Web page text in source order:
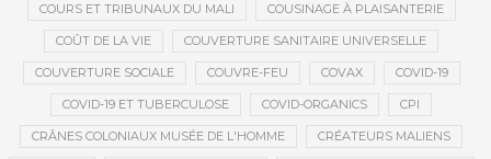
COURS ET TRIBUNAUX DU MALI COUSINAGE À PLAISANTERIE
COÛT DE LA VIE COUVERTURE SANITAIRE UNIVERSELLE
COUVERTURE SOCIALE COUVRE-FEU COVAX COVID-19
COVID-19 ET TUBERCULOSE COVID-ORGANICS CPI
CRÂNES COLONIAUX MUSÉE DE L'HOMME CRÉATEURS MALIENS